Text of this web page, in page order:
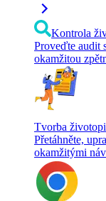
Kontrola
Proveďte audit
okamžitou
Tvorba
Přetáhněte,
okamžitými